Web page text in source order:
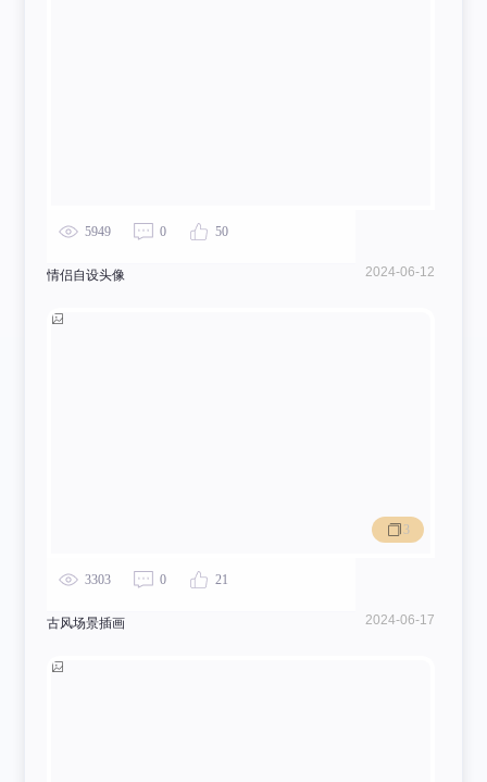
5949 0 50
情侣自设头像 2024-06-12
3303 0 21
古风场景插画 2024-06-17
3